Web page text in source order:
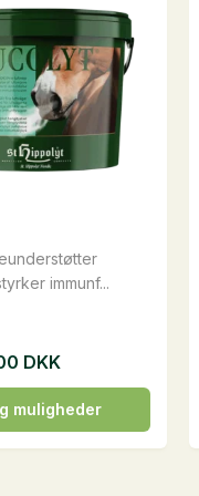
immunf...
DKK
muligheder